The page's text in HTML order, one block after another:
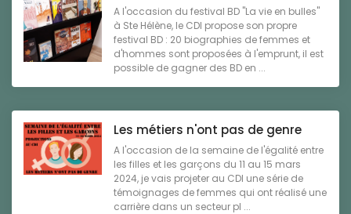
A l'occasion du festival BD "La vie en bulles"
à Ste Hélène, le CDI propose son propre
festival BD : 20 biographies de femmes et
d'hommes sont proposées à l'emprunt, il est
possible de gagner des BD en ...
Les métiers n'ont pas de genre
A l'occasion de la semaine de l'égalité entre
les filles et les garçons du 11 au 15 mars
2024, je vais projeter au CDI une série de
témoignages de femmes qui ont réalisé une
carrière dans un secteur pl ...